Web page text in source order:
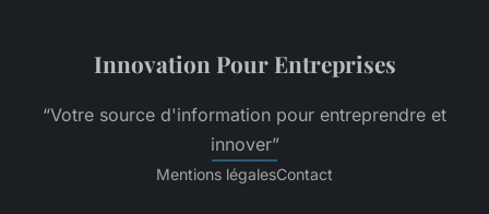
Innovation Pour Entreprises
“Votre source d'information pour entreprendre et
innover”
Mentions légalesContact